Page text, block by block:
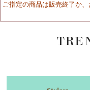
ご指定の商品は販売終了か